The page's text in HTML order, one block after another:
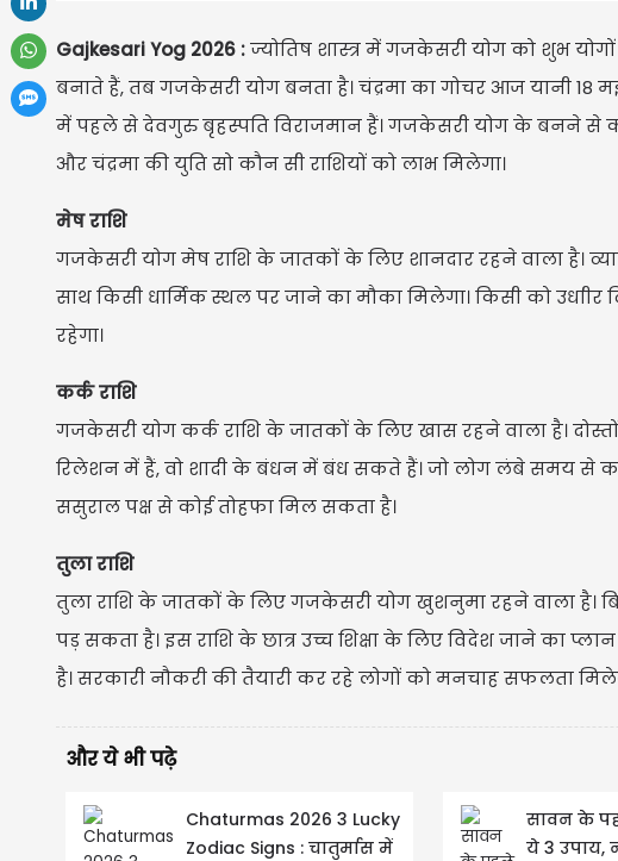
Gajkesari Yog 2026 :ज्योतिष शास्त्र में गजकेसरी योग को शुभ
बनाते हैं, तब गजकेसरी योग बनता है। चंद्रमा का गोचर आज यानी 18
में पहले से देवगुरु बृहस्पति विराजमान हैं। गजकेसरी योग के बनने से
और चंद्रमा की युति सो कौन सी राशियों को लाभ मिलेगा।
मेष राशि
गजकेसरी योग मेष राशि के जातकों के लिए शानदार रहने वाला है।
साथ किसी धार्मिक स्थल पर जाने का मौका मिलेगा। किसी को
रहेगा।
कर्क राशि
गजकेसरी योग कर्क राशि के जातकों के लिए खास रहने वाला है।
रिलेशन में हैं, वो शादी के बंधन में बंध सकते हैं। जो लोग लंबे समय से
ससुराल पक्ष से कोई तोहफा मिल सकता है।
तुला राशि
तुला राशि के जातकों के लिए गजकेसरी योग खुशनुमा रहने वाला है।
पड़ सकता है। इस राशि के छात्र उच्च शिक्षा के लिए विदेश जाने का
है। सरकारी नौकरी की तैयारी कर रहे लोगों को मनचाह सफलता
और ये भी पढ़े
Chaturmas 2026 3 Lucky
Zodiac Signs : चातुर्मास में
सावन के
ये 3 उपाय,